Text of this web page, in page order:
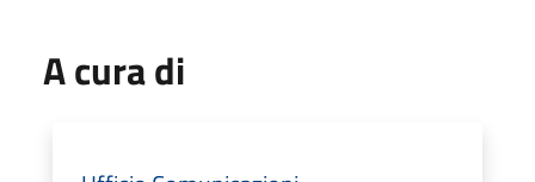
A cura di